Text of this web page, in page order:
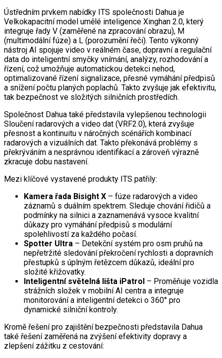
Ústředním prvkem nabídky ITS společnosti Dahua je
Velkokapacitní model umělé inteligence Xinghan 2.0, který
integruje řady V (zaměřené na zpracování obrazu), M
(multimodální fúze) a L (porozumění řeči). Tento výkonný
nástroj AI spojuje video v reálném čase, dopravní a regulační
data do inteligentní smyčky vnímání, analýzy, rozhodování a
řízení, což umožňuje automatickou detekci nehod,
optimalizované řízení signalizace, přesné vymáhání předpisů
a snížení počtu planých poplachů. Takto zvyšuje jak efektivitu,
tak bezpečnost ve složitých silničních prostředích.
Společnost Dahua také představila vylepšenou technologii
Sloučení radarových a video dat (VRF2.0), která zvyšuje
přesnost a kontinuitu v náročných scénářích kombinací
radarových a vizuálních dat. Takto překonává problémy s
překrýváním a nesprávnou identifikací a zároveň výrazně
zkracuje dobu nastavení.
Mezi klíčové vystavené produkty ITS patřily:
Kamera řada Bisight X – fúze radarových a video
záznamů s duálním spektrem. Sleduje chování řidičů a
podmínky na silnici a zaznamenává vysoce kvalitní
důkazy pro vymáhání předpisů s modulární
spolehlivostí za každého počasí.
Spotter Ultra – Detekční systém pro osm pruhů na
nepřetržité sledování překročení rychlosti a dopravních
přestupků s úplným řetězcem důkazů, ideální pro
složité křižovatky.
Inteligentní světelná lišta iPatrol – Proměňuje vozidla
strážních složek v mobilní AI centra a integruje
monitorování a inteligentní detekci o 360° pro
dynamické silniční kontroly.
Kromě řešení pro zajištění bezpečnosti představila Dahua
také řešení zaměřená na zvýšení efektivity dopravy a
zlepšení zážitku z cestování: